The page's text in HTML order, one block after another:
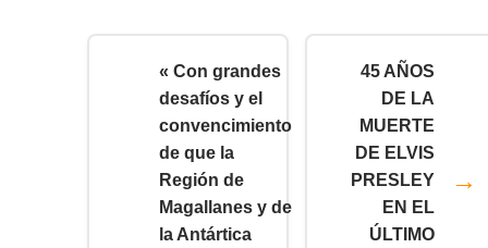
« Con grandes
desafíos y el
convencimiento
de que la
Región de
Magallanes y de
la Antártica
45 AÑOS
DE LA
MUERTE
DE ELVIS
PRESLEY
EN EL
ÚLTIMO